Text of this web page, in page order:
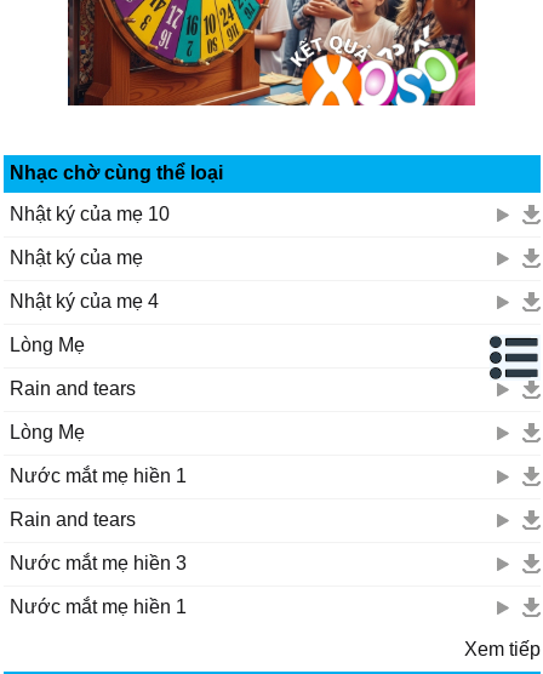
Nhạc chờ cùng thể loại
Nhật ký của mẹ 10
Nhật ký của mẹ
Nhật ký của mẹ 4
Lòng Mẹ
Rain and tears
Lòng Mẹ
Nước mắt mẹ hiền 1
Rain and tears
Nước mắt mẹ hiền 3
Nước mắt mẹ hiền 1
Xem tiếp